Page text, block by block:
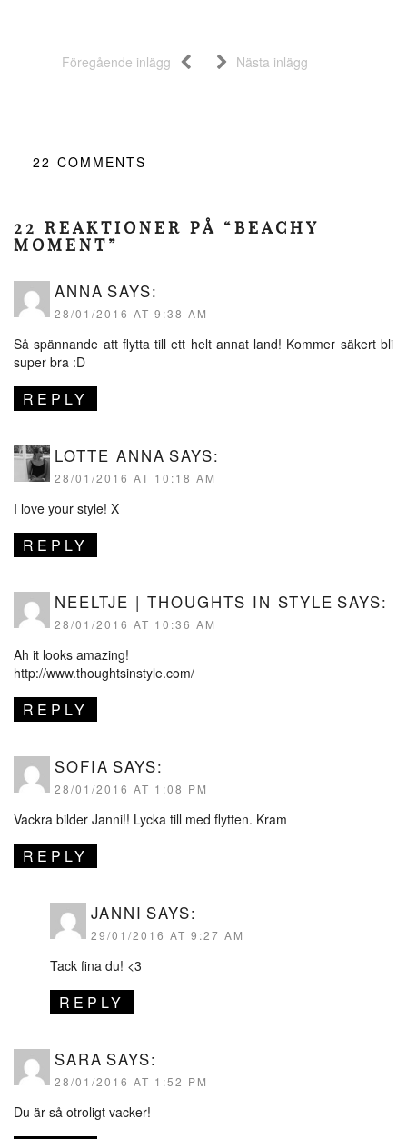
Föregående inlägg Nästa inlägg
22 COMMENTS
22 REAKTIONER PÅ “BEACHY
MOMENT”
ANNA SAYS:
28/01/2016 AT 9:38 AM
Så spännande att flytta till ett helt annat land! Kommer säkert bli
super bra :D
REPLY
LOTTE ANNA SAYS:
28/01/2016 AT 10:18 AM
I love your style! X
REPLY
NEELTJE | THOUGHTS IN STYLE SAYS:
28/01/2016 AT 10:36 AM
Ah it looks amazing!
http://www.thoughtsinstyle.com/
REPLY
SOFIA SAYS:
28/01/2016 AT 1:08 PM
Vackra bilder Janni!! Lycka till med flytten. Kram
REPLY
JANNI SAYS:
29/01/2016 AT 9:27 AM
Tack fina du! <3
REPLY
SARA SAYS:
28/01/2016 AT 1:52 PM
Du är så otroligt vacker!